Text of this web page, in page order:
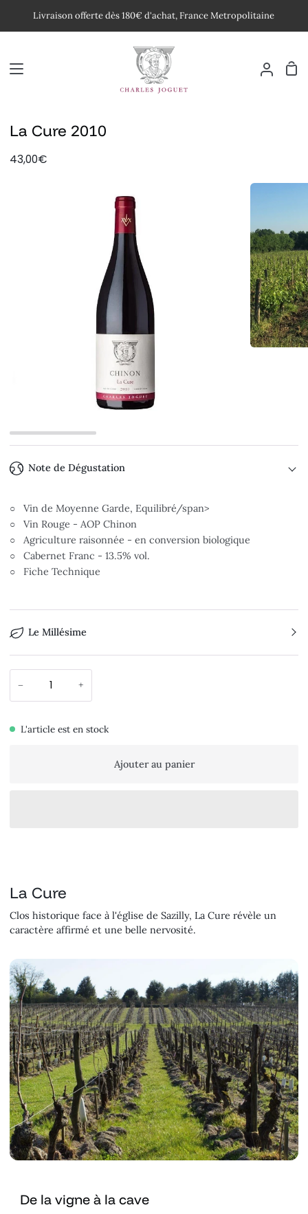
Livraison offerte dès 180€ d'achat, France Metropolitaine
Mon
La Cure 2010
43,00€
Note de Dégustation
○Vin de Moyenne Garde, Equilibré/span>
○ Vin Rouge - AOP Chinon
○ Agriculture raisonnée - en conversion biologique
○ Cabernet Franc - 13.5% vol.
○ Fiche Technique
Le Millésime
− +
L'article est en stock
Ajouter au panier
La Cure
Clos historique face à l'église de Sazilly, La Cure révèle un
caractère affirmé et une belle nervosité.
De la vigne à la cave